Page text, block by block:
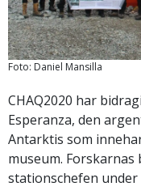
Foto: Daniel Mansilla
CHAQ2020 har
Esperanza, den
Antarktis som
museum.
stationschefen